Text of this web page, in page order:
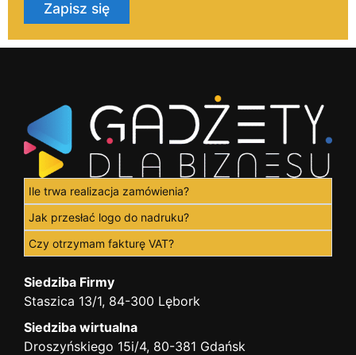
Zapisz się
Ile trwa realizacja zamówienia?
Jak przesłać logo do nadruku?
Czy otrzymam fakturę VAT?
Siedziba Firmy
Staszica 13/1, 84-300 Lębork
Siedziba wirtualna
Droszyńskiego 15i/4, 80-381 Gdańsk